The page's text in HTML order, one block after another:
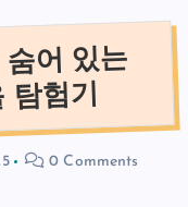
어 있는
탐험기
0 Comments